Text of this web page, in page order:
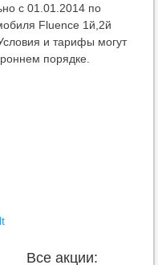
с 01.01.2014 по
Fluence 1й,2й
и тарифы могут
порядке.
Все акции: